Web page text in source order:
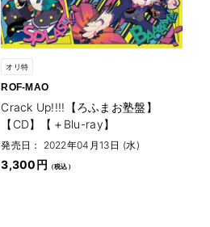
オリ特
ROF-MAO
Crack Up!!!!【ろふまお塾盤】
【CD】【＋Blu-ray】
発売日： 2022年04月13日 (水)
3,300円